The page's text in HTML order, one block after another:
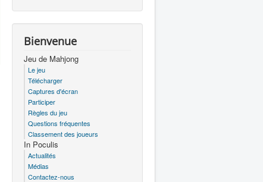
Bienvenue
Jeu de Mahjong
Le jeu
Télécharger
Captures d'écran
Participer
Règles du jeu
Questions fréquentes
Classement des joueurs
In Poculis
Actualités
Médias
Contactez-nous